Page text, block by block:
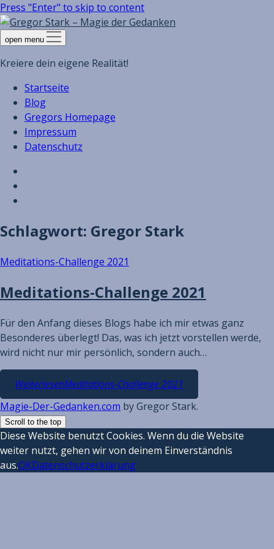
Press "Enter" to skip to content
open menu
Kreiere dein eigene Realität!
Startseite
Blog
Gregors Homepage
Impressum
Datenschutz
Schlagwort: Gregor Stark
Meditations-Challenge 2021
Meditations-Challenge 2021
Für den Anfang dieses Blogs habe ich mir etwas ganz
Besonderes überlegt! Das, was ich jetzt vorstellen werde,
wird nicht nur mir persönlich, sondern auch…
WeiterlesenMeditations-Challenge 2021
Magie-Der-Gedanken.com by Gregor Stark.
Scroll to the top
Diese Website benutzt Cookies. Wenn du die Website
weiter nutzt, gehen wir von deinem Einverständnis
aus.OKDatenschutzerklärung